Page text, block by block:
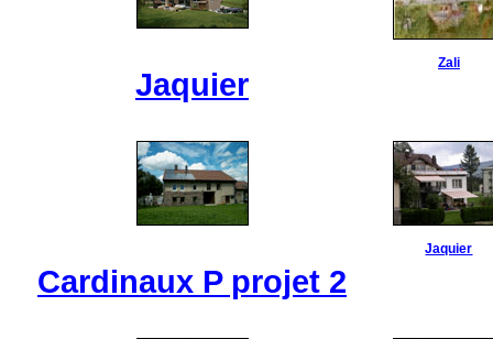
Jaquier
Zali
Cardinaux P projet 2
Jaquier